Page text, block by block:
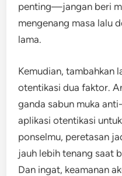
penting—jangan beri
mengenang masa lalu
lama.
Kemudian, tambahkan
otentikasi dua faktor.
ganda sabun muka
aplikasi otentikasi
ponselmu, peretasan
jauh lebih tenang saat
Dan ingat, keamanan